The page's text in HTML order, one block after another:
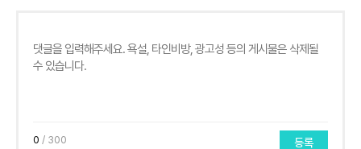
0 / 300 등록